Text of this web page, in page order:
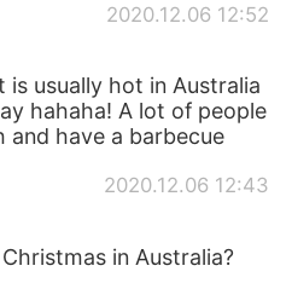
2020.12.06 12:52
is usually hot in Australia
hahaha! A lot of people
and have a barbecue
2020.12.06 12:43
in Australia?